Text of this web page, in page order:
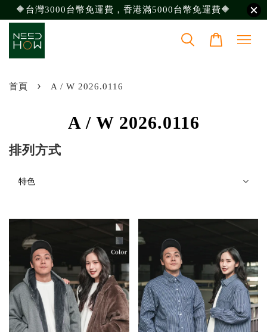
🔶台灣3000台幣免運費，香港滿5000台幣免運費🔶
首頁 › A / W 2026.0116
A / W 2026.0116
排列方式